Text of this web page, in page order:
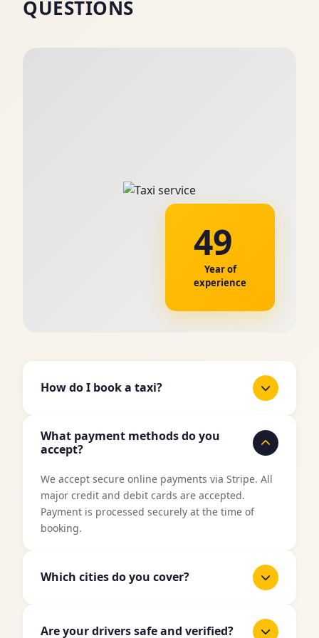
QUESTIONS
49
Year of
experience
How do I book a taxi?
booking form above, enter your pickup location
and destination, select date and time, and then
choose your preferred vehicle type. You'll get an
instant price quote before confirming your
booking.
What payment methods do you
accept?
We accept secure online payments via Stripe. All
major credit and debit cards are accepted.
Payment is processed securely at the time of
booking.
Which cities do you cover?
including Stockholm, Gothenburg, Malmö,
Are your drivers safe and verified?